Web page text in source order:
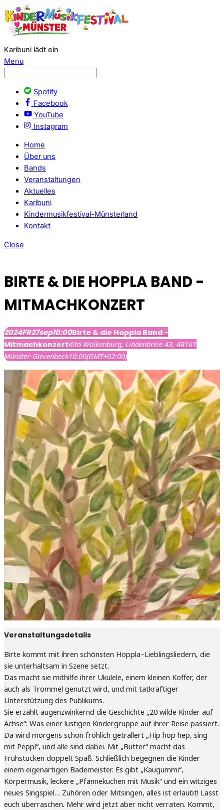
Karibuni lädt ein
Menu
Spotify
Facebook
YouTube
Instagram
Home
Über uns
Bands
Veranstaltungen
Aktuelles
Karibuni
Kindermusikfestival-Münsterland
Kontakt
Close
BIRTE & DIE HOPPLA BAND -
MITMACHKONZERT
2024FR27sep10:00Birte & die Hoppla Band -
MitmachkonzertKita Wolkenburg, Lindenbreie 43, 48161
Münster-Gievenbeck10:00(GMT+02:00)
Veranstaltungsdetails
Birte kommt mit ihren schönsten Hoppla–Lieblingsliedern, die
sie unterhaltsam in Szene setzt.
Das macht sie mithilfe ihrer Ukulele, einem kleinen Koffer, der
auch als Trommel genutzt wird, und mit tatkräftiger
Unterstützung des Publikums.
Sie erzählt augenzwinkernd die Geschichte „20 wilde Kinder auf
Achse“: Was einer lustigen Kindergruppe auf ihrer Reise passiert.
Da wird morgens schon fröhlich geträllert „Hip hop hep, sing
mit Pepp!“, und alle sind dabei. Mit „Butter“ macht das
Frühstücken doppelt Spaß. Schließlich begegnen die Kinder
einem eigenartigen Bademeister. Es gibt „Kaugummi“,
Körpermusik, leckere „Pfannekuchen mit Musik“ und ein witziges
neues Singspiel… Zuhören oder Mitsingen, alles ist erlaubt! Lasst
euch überraschen. Mehr wird jetzt aber nicht verraten. Kommt,